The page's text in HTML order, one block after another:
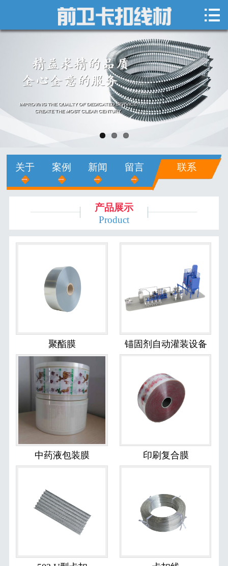
 网站首页
关于我们
新闻中心
产品展示
销售网络
在线留言
联系我们

关于 案例 新闻 留言 联系
产品展示
Product
聚酯膜 锚固剂自动灌装设备
中药液包装膜 印刷复合膜